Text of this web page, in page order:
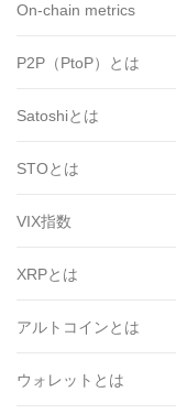
On-chain metrics
P2P（PtoP）とは
Satoshiとは
STOとは
VIX指数
XRPとは
アルトコインとは
ウォレットとは